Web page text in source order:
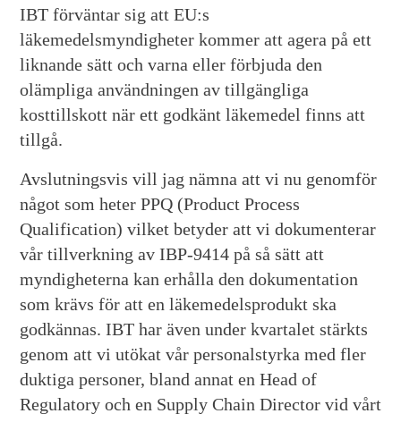
IBT förväntar sig att EU:s
läkemedelsmyndigheter kommer att agera på ett
liknande sätt och varna eller förbjuda den
olämpliga användningen av tillgängliga
kosttillskott när ett godkänt läkemedel finns att
tillgå.
Avslutningsvis vill jag nämna att vi nu genomför
något som heter PPQ (Product Process
Qualification) vilket betyder att vi dokumenterar
vår tillverkning av IBP-9414 på så sätt att
myndigheterna kan erhålla den dokumentation
som krävs för att en läkemedelsprodukt ska
godkännas. IBT har även under kvartalet stärkts
genom att vi utökat vår personalstyrka med fler
duktiga personer, bland annat en Head of
Regulatory och en Supply Chain Director vid vårt